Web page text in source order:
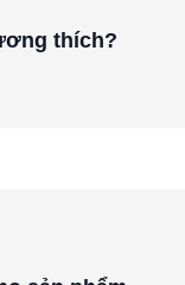
thích?